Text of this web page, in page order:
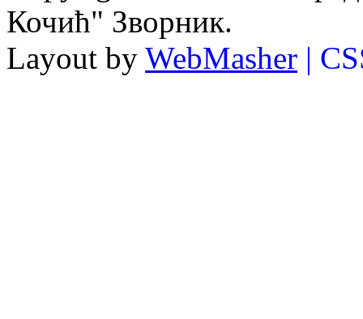
Кочић" Зворник.
Layout by WebMasher |